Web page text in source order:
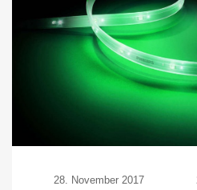
28. November 2017